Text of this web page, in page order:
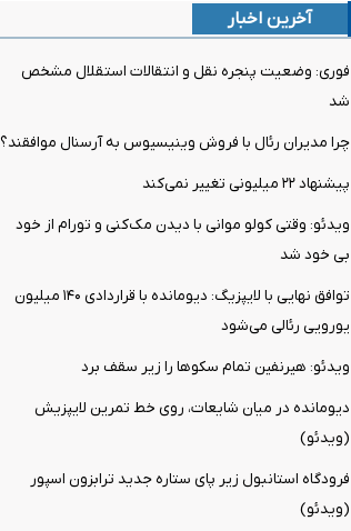
آخرین اخبار
فوری: وضعیت پنجره نقل و انتقالات استقلال مشخص
شد
چرا مدیران رئال با فروش وینیسیوس به آرسنال موافقند؟
پیشنهاد ۲۲ میلیونی تغییر نمی‌کند
ویدئو: وقتی کولو موانی با دیدن مک‌کنی و تورام از خود
بی خود شد
توافق نهایی با لایپزیگ: دیومانده با قراردادی ۱۴۰ میلیون
یورویی رئالی می‌شود
ویدئو: هیرنفین تمام سکوها را زیر سقف برد
دیومانده در میان شایعات، روی خط تمرین لایپزیش
(ویدئو)
فرودگاه استانبول زیر پای ستاره جدید ترابزون اسپور
(ویدئو)